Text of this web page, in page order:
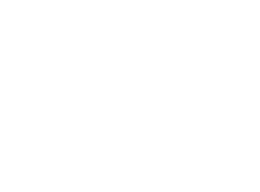
時空氣品質資料請開啟